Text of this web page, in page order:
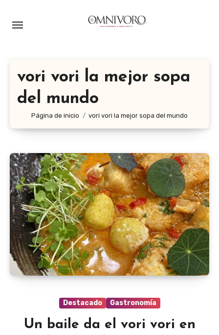
vori vori la mejor sopa
del mundo
Página de inicio vori vori la mejor sopa del mundo
Destacado Gastronomía
Un baile da el vori vori en